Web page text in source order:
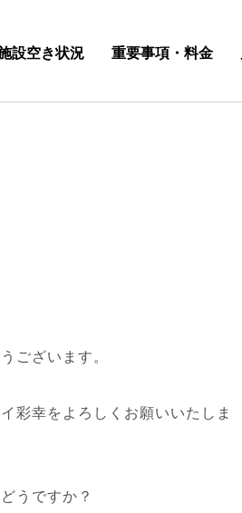
設空き状況 重要事項・料金
ございます。
彩幸をよろしくお願いいたしま
うですか？